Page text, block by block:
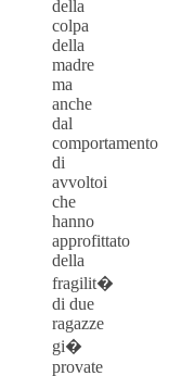
della
colpa
della
madre
ma
anche
dal
comportamento
di
avvoltoi
che
hanno
approfittato
della
fragilit�
di due
ragazze
gi�
provate